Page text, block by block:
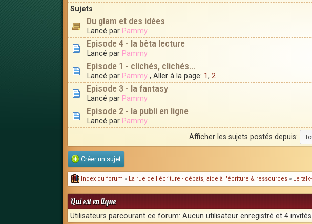
Sujets
Du glam et des idées
Lancé par Pammy
Episode 4 - la bêta lecture
Lancé par Pammy
Episode 1 - clichés, clichés...
Lancé par Pammy , Aller à la page: 1, 2
Episode 3 - la fantasy
Lancé par Pammy
Episode 2 - la publi en ligne
Lancé par Pammy
Afficher les sujets postés depuis:
Créer un sujet
Index du forum » La rue de l'écriture - débats, aide à l'écriture & ressources » Le
Qui est en ligne
Utilisateurs parcourant ce forum: Aucun utilisateur enregistré et 4 invités